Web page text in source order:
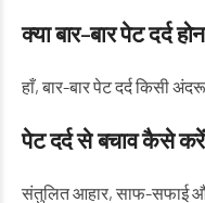
क्या बार-बार पेट दर्द
हाँ, बार-बार पेट दर्द किसी
पेट दर्द से बचाव कैसे
संतुलित आहार, साफ-सफाई